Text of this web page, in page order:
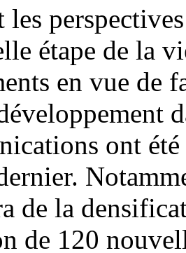
les
étape de la
en vue de
ont
de la
de 120